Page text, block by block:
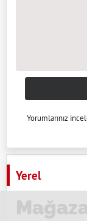
Yorumlarınız
Yerel